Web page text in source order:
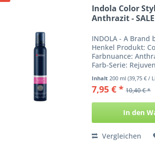
Indola Color
Anthrazit - SALE
INDOLA - A Brand
Henkel Produkt:
Farbnuance:
Farb-Serie:
über das Color
Du benötigst
Inhalt 200 ml(39,75 € /
7,95 € * 10,40 € *
In den
Vergleichen